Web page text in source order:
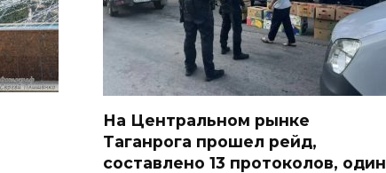
На Центральном рынке
Таганрога прошел рейд,
составлено 13 протоколов, один